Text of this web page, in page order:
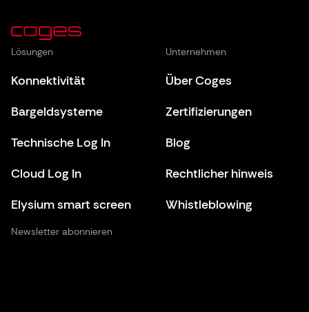
Lösungen
Konnektivität
Bargeldsysteme
Technische Log In
Cloud Log In
Elysium smart screen
Unternehmen
Über Coges
Zertifizierungen
Blog
Rechtlicher hinweis
Whistleblowing
Newsletter abonnieren